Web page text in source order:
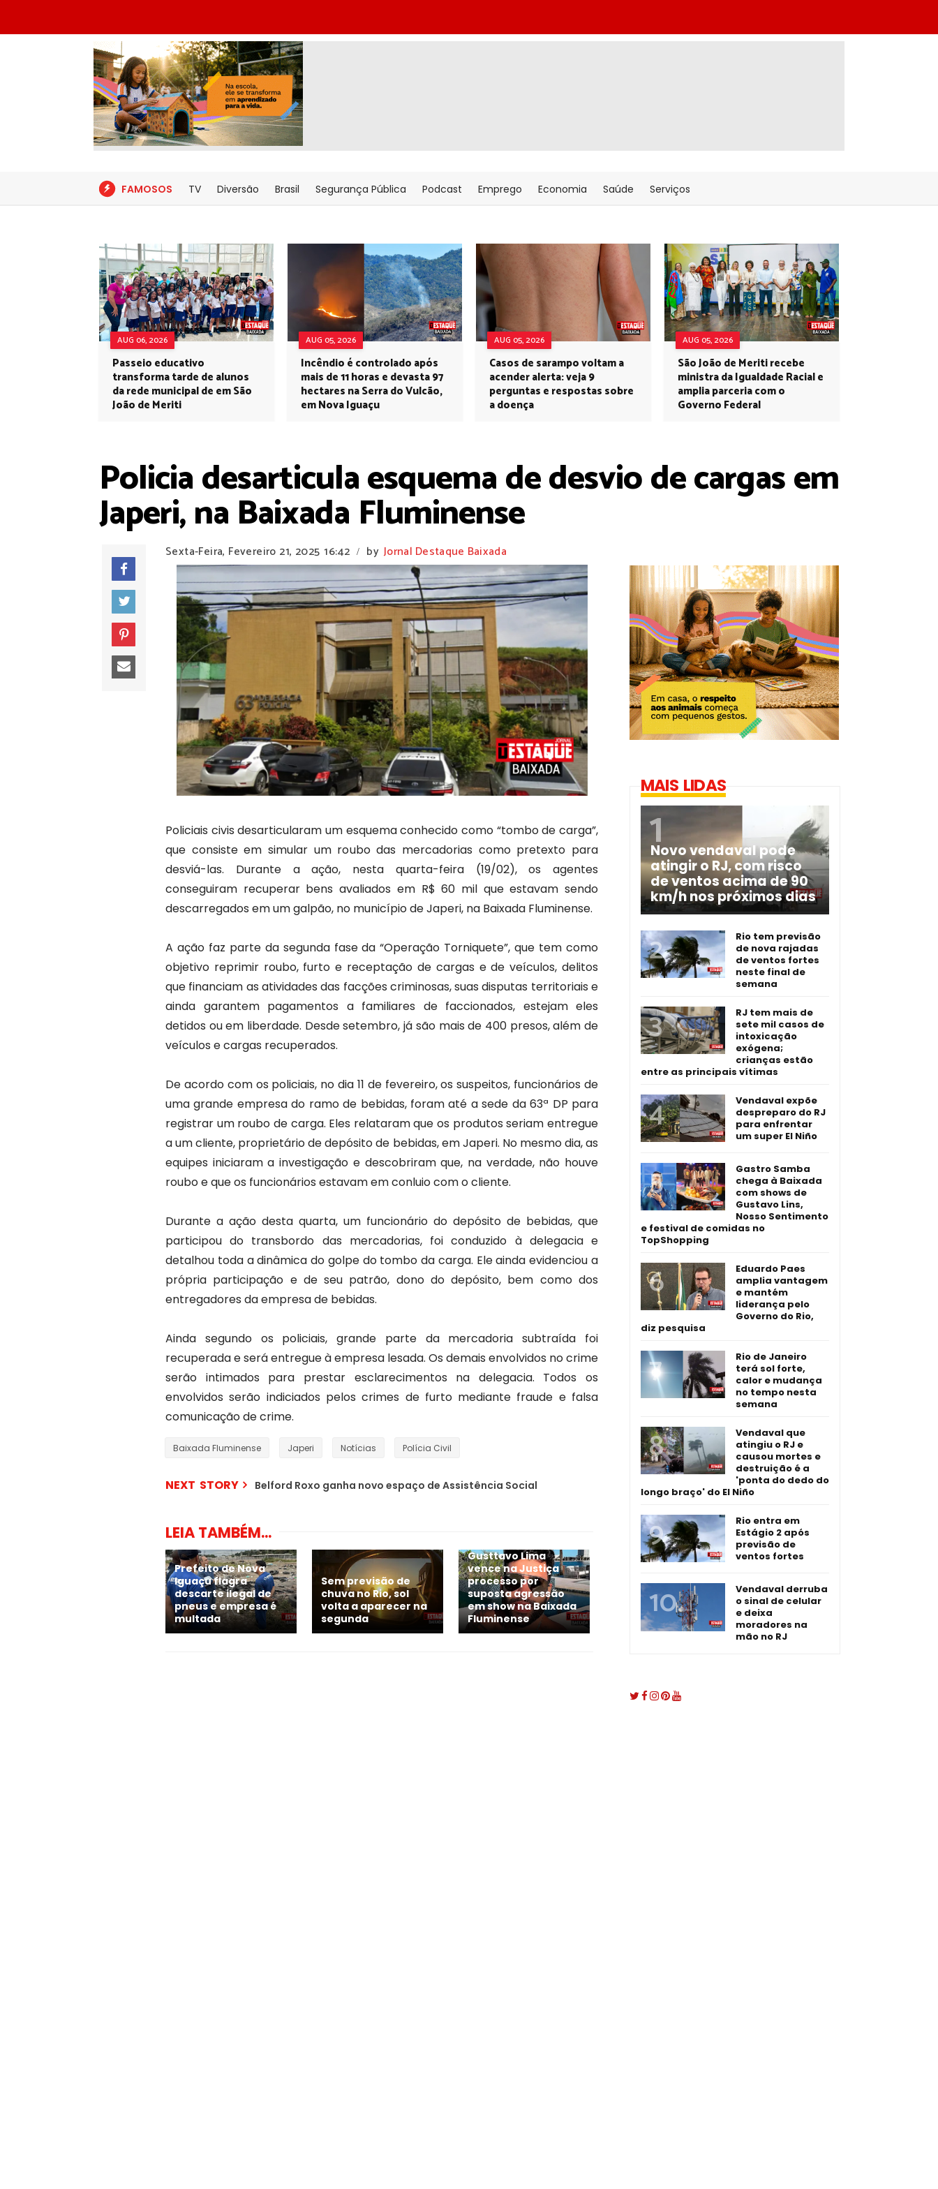
FAMOSOS TV Diversão Brasil Segurança Pública Podcast Emprego Economia Saúde Serviços
AUG 06, 2026
Passeio educativo
transforma tarde de alunos
da rede municipal de em São
João de Meriti
AUG 05, 2026
Incêndio é controlado após
mais de 11 horas e devasta 97
hectares na Serra do Vulcão,
em Nova Iguaçu
AUG 05, 2026
Casos de sarampo voltam a
acender alerta: veja 9
perguntas e respostas sobre
a doença
AUG 05, 2026
São João de Meriti recebe
ministra da Igualdade Racial e
amplia parceria com o
Governo Federal
Policia desarticula esquema de desvio de cargas em
Japeri, na Baixada Fluminense
Sexta-Feira, Fevereiro 21, 2025 16:42 / by Jornal Destaque Baixada
Policiais civis desarticularam um esquema conhecido como “tombo de carga”,
que consiste em simular um roubo das mercadorias como pretexto para
desviá-las. Durante a ação, nesta quarta-feira (19/02), os agentes
conseguiram recuperar bens avaliados em R$ 60 mil que estavam sendo
descarregados em um galpão, no município de Japeri, na Baixada Fluminense.
A ação faz parte da segunda fase da “Operação Torniquete”, que tem como
objetivo reprimir roubo, furto e receptação de cargas e de veículos, delitos
que financiam as atividades das facções criminosas, suas disputas territoriais e
ainda garantem pagamentos a familiares de faccionados, estejam eles
detidos ou em liberdade. Desde setembro, já são mais de 400 presos, além de
veículos e cargas recuperados.
De acordo com os policiais, no dia 11 de fevereiro, os suspeitos, funcionários de
uma grande empresa do ramo de bebidas, foram até a sede da 63ª DP para
registrar um roubo de carga. Eles relataram que os produtos seriam entregue
a um cliente, proprietário de depósito de bebidas, em Japeri. No mesmo dia, as
equipes iniciaram a investigação e descobriram que, na verdade, não houve
roubo e que os funcionários estavam em conluio com o cliente.
Durante a ação desta quarta, um funcionário do depósito de bebidas, que
participou do transbordo das mercadorias, foi conduzido à delegacia e
detalhou toda a dinâmica do golpe do tombo da carga. Ele ainda evidenciou a
própria participação e de seu patrão, dono do depósito, bem como dos
entregadores da empresa de bebidas.
Ainda segundo os policiais, grande parte da mercadoria subtraída foi
recuperada e será entregue à empresa lesada. Os demais envolvidos no crime
serão intimados para prestar esclarecimentos na delegacia. Todos os
envolvidos serão indiciados pelos crimes de furto mediante fraude e falsa
comunicação de crime.
Baixada Fluminense Japeri Notícias Polícia Civil
NEXT STORY Belford Roxo ganha novo espaço de Assistência Social
LEIA TAMBÉM...
Prefeito de Nova
Iguaçu flagra
descarte ilegal de
pneus e empresa é
multada
Sem previsão de
chuva no Rio, sol
volta a aparecer na
segunda
Gusttavo Lima
vence na Justiça
processo por
suposta agressão
em show na Baixada
Fluminense
MAIS LIDAS
Novo vendaval pode
atingir o RJ, com risco
de ventos acima de 90
km/h nos próximos dias
Rio tem previsão
de nova rajadas
de ventos fortes
neste final de
semana
RJ tem mais de
sete mil casos de
intoxicação
exógena;
crianças estão
entre as principais vítimas
Vendaval expõe
despreparo do RJ
para enfrentar
um super El Niño
Gastro Samba
chega à Baixada
com shows de
Gustavo Lins,
Nosso Sentimento
e festival de comidas no
TopShopping
Eduardo Paes
amplia vantagem
e mantém
liderança pelo
Governo do Rio,
diz pesquisa
Rio de Janeiro
terá sol forte,
calor e mudança
no tempo nesta
semana
Vendaval que
atingiu o RJ e
causou mortes e
destruição é a
'ponta do dedo do
longo braço' do El Niño
Rio entra em
Estágio 2 após
previsão de
ventos fortes
Vendaval derruba
o sinal de celular
e deixa
moradores na
mão no RJ